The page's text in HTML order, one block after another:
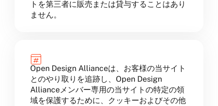
トを第三者に販売または貸与することはあり
ません。
Open Design Allianceは、お客様の当サイト
とのやり取りを追跡し、Open Design
Allianceメンバー専用の当サイトの特定の領
域を保護するために、クッキーおよびその他